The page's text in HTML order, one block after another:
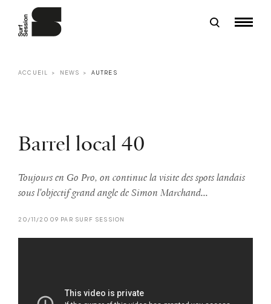
ACCUEIL NEWS AUTRES
Barrel local 40
Toujours en Go Pro, on continue la visite des spots landais
sous l'objectif grand angle de Simon Marchand...
20/11/2009 PAR SURF SESSION